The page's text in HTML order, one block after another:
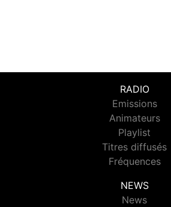
RADIO
Emissions
Animateurs
Playlist
Titres diffusés
Fréquences
NEWS
News